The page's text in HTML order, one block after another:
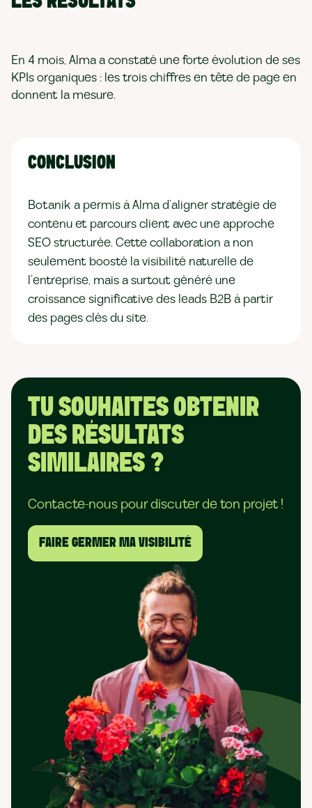
En 4 mois, Alma a constaté une forte évolution de ses
KPIs organiques : les trois chiffres en tête de page en
donnent la mesure.
CONCLUSION
Botanik a permis à Alma d’aligner stratégie de
contenu et parcours client avec une approche
SEO structurée. Cette collaboration a non
seulement boosté la visibilité naturelle de
l’entreprise, mais a surtout généré une
croissance significative des leads B2B à partir
des pages clés du site.
TU SOUHAITES OBTENIR
DES RÉSULTATS
SIMILAIRES ?
Contacte-nous pour discuter de ton projet !
FAIRE GERMER MA VISIBILITÉ